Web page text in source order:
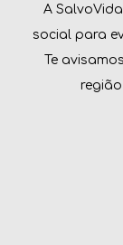
A
social para
Te